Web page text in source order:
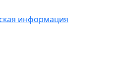
информация